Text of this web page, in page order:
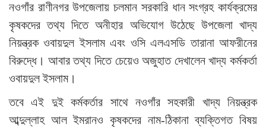
নওগাঁর রাণীনগর উপজেলায় চলমান সরকারি ধান সংগ্রহ কার্যক্রমের
কৃষকদের তথ্য দিতে অনীহার অভিযোগ উঠেছে উপজেলা খাদ্য
নিয়ন্ত্রক ওবায়দুল ইসলাম এবং ওসি এলএসডি তারানা আফরীনের
বিরুদ্ধে। আবার তথ্য দিতে চেয়েও অজুহাত দেখালেন খাদ্য কর্মকর্তা
ওবায়দুল ইসলাম।
তবে এই দুই কর্মকর্তার সাথে নওগাঁর সহকারী খাদ্য নিয়ন্ত্রক
আব্দুল্লাহ আল ইমরানও কৃষকদের নাম-ঠিকানা ব্যক্তিগত বিষয়